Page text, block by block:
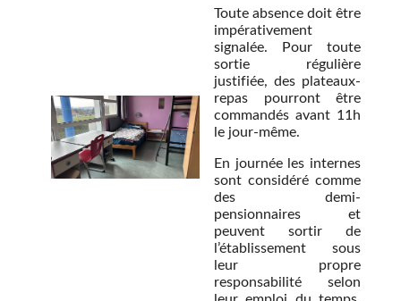
Toute absence doit être
impérativement
signalée. Pour toute
sortie régulière
justifiée, des plateaux-
repas pourront être
commandés avant 11h
le jour-même.
En journée les internes
sont considéré comme
des demi-
pensionnaires et
peuvent sortir de
l’établissement sous
leur propre
responsabilité selon